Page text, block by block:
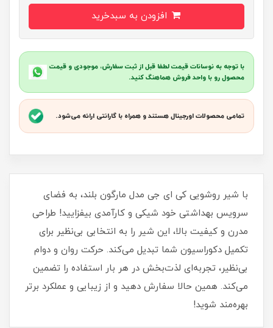
با توجه به نوسانات قیمت لطفا قبل از ثبت سفارش، موجودی و قیمت
محصول رو با واحد فروش هماهنگ کنید.
تمامی محصولات اورجینال هستند و همراه با گارانتی ارائه می‌شود.
با شیر روشویی کی ای جی مدل مارگون بلند، به فضای
سرویس بهداشتی خود شیکی و کارآمدی بیفزایید! طراحی
مدرن و کیفیت بالا، این شیر را به انتخابی بی‌نظیر برای
تکمیل دکوراسیون شما تبدیل می‌کند. حرکت روان و دوام
بی‌نظیر، تجربه‌ای لذت‌بخش در هر بار استفاده را تضمین
می‌کند. همین حالا سفارش دهید و از زیبایی و عملکرد برتر
بهره‌مند شوید!